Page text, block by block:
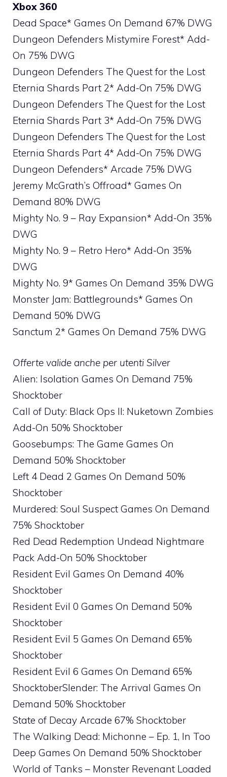
Xbox 360
Dead Space* Games On Demand 67% DWG
Dungeon Defenders Mistymire Forest* Add-
On 75% DWG
Dungeon Defenders The Quest for the Lost
Eternia Shards Part 2* Add-On 75% DWG
Dungeon Defenders The Quest for the Lost
Eternia Shards Part 3* Add-On 75% DWG
Dungeon Defenders The Quest for the Lost
Eternia Shards Part 4* Add-On 75% DWG
Dungeon Defenders* Arcade 75% DWG
Jeremy McGrath’s Offroad* Games On
Demand 80% DWG
Mighty No. 9 – Ray Expansion* Add-On 35%
DWG
Mighty No. 9 – Retro Hero* Add-On 35%
DWG
Mighty No. 9* Games On Demand 35% DWG
Monster Jam: Battlegrounds* Games On
Demand 50% DWG
Sanctum 2* Games On Demand 75% DWG
Offerte valide anche per utenti Silver
Alien: Isolation Games On Demand 75%
Shocktober
Call of Duty: Black Ops II: Nuketown Zombies
Add-On 50% Shocktober
Goosebumps: The Game Games On
Demand 50% Shocktober
Left 4 Dead 2 Games On Demand 50%
Shocktober
Murdered: Soul Suspect Games On Demand
75% Shocktober
Red Dead Redemption Undead Nightmare
Pack Add-On 50% Shocktober
Resident Evil Games On Demand 40%
Shocktober
Resident Evil 0 Games On Demand 50%
Shocktober
Resident Evil 5 Games On Demand 65%
Shocktober
Resident Evil 6 Games On Demand 65%
ShocktoberSlender: The Arrival Games On
Demand 50% Shocktober
State of Decay Arcade 67% Shocktober
The Walking Dead: Michonne – Ep. 1, In Too
Deep Games On Demand 50% Shocktober
World of Tanks – Monster Revenant Loaded